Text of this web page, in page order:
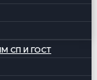
СП И ГОСТ